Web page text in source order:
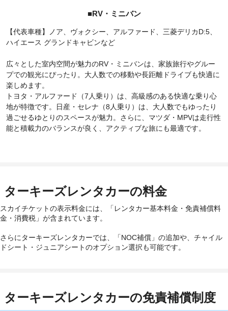
■RV・ミニバン
【代表車種】ノア、ヴォクシー、アルファード、三菱デリカD:5、
ハイエース グランドキャビンなど
広々とした室内空間が魅力のRV・ミニバンは、家族旅行やグルー
プでの観光にぴったり。大人数での移動や長距離ドライブも快適に
楽しめます。
トヨタ・アルファード（7人乗り）は、高級感のある快適な乗り心
地が特徴です。日産・セレナ（8人乗り）は、大人数でもゆったり
過ごせるゆとりのスペースが魅力。さらに、マツダ・MPVは走行性
能と積載力のバランスが良く、アクティブな旅にも最適です。
ターキーズレンタカーの料金
スカイチケットの表示料金には、「レンタカー基本料金・免責補償料
金・消費税」が含まれています。
さらにターキーズレンタカーでは、「NOC補償」の追加や、チャイル
ドシート・ジュニアシートのオプション選択も可能です。
ターキーズレンタカーの免責補償制度